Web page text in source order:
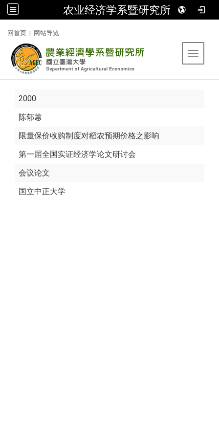
农业经济学系暨研究所
回首页 | 网站导览
Toggle
2000
陈郁蕙
限量保价收购制度对稻农预期价格之影响
第一届全国实证经济学论文研讨会
会议论文
国立中正大学